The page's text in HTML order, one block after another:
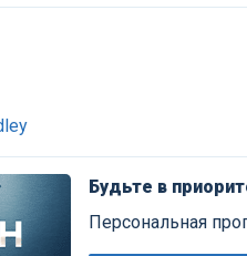
Будьте в
Персональная